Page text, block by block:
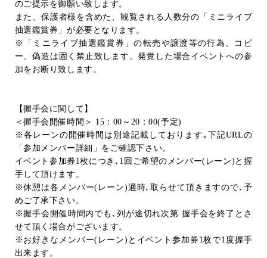
のご提示を御願い致します。
また、保護者様を含めた、観覧される人数分の「ミニライブ
抽選鑑賞券」が必要となります。
※「ミニライブ抽選鑑賞券」の転売や譲渡等の行為、コピ
ー、偽造は固く禁止致します。発覚した場合イベントへの参
加をお断り致します。
【握手会に関して】
＜握手会開催時間＞ 15 ： 00 ～ 20 ：00(予定)
※各レーンの開催時間は別途記載しております｡下記URLの
「参加メンバー詳細」をご確認下さい。
イベント参加券 1枚につき､ 1 回ご希望のメンバー( レーン) と握
手して頂けます。
※休憩は各メンバー( レーン)適時､取らせて頂きますので､予
めご了承下さい。
※握手会開催時間内でも､列が途切れ次第 握手会を終了とさ
せて頂く場合がございます。
※お好きなメンバー( レーン) とイベント参加券 1枚で1 度握手
出来ます。